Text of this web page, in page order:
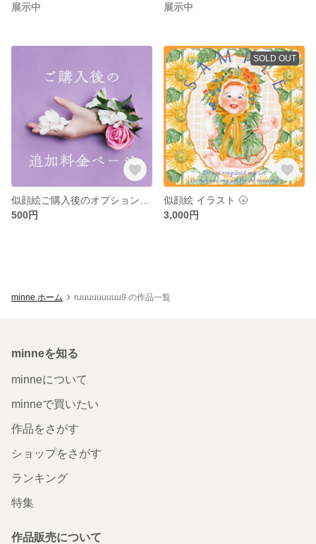
展示中
展示中
500円
SOLD OUT
似顔絵 イラスト 🌝
3,000円
minne ホーム ruuuuuuuuu9 の作品一覧
minneを知る
minneについて
minneで買いたい
作品をさがす
ショップをさがす
ランキング
特集
作品販売について